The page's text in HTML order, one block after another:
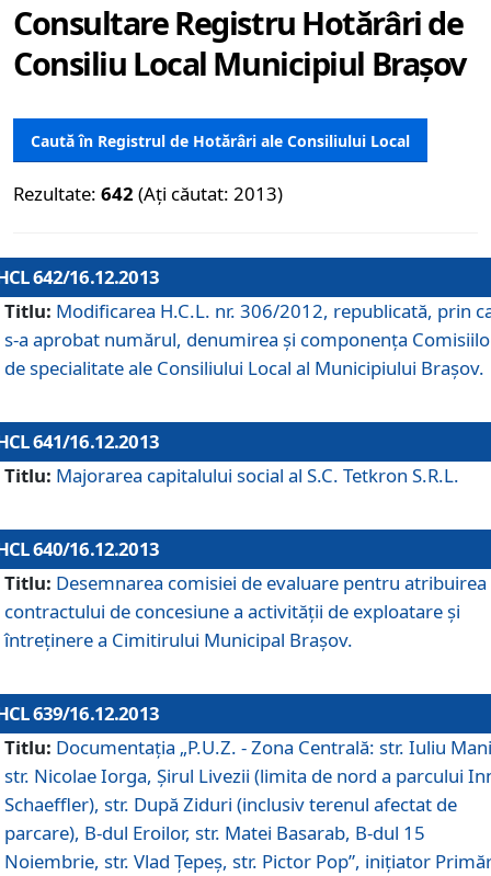
Consultare Registru Hotărâri de
Consiliu Local Municipiul Brașov
Caută în Registrul de Hotărâri ale Consiliului Local
Rezultate: 642 (Ați căutat: 2013)
642/16.12.2013
Titlu: Modificarea H.C.L. nr. 306/2012, republicată, prin
s-a aprobat numărul, denumirea şi componenţa
de specialitate ale Consiliului Local al Municipiului Braşov.
641/16.12.2013
Titlu: Majorarea capitalului social al S.C. Tetkron S.R.L.
640/16.12.2013
Titlu: Desemnarea comisiei de evaluare pentru atribuirea
contractului de concesiune a activităţii de exploatare şi
întreţinere a Cimitirului Municipal Braşov.
639/16.12.2013
Titlu: Documentaţia „P.U.Z. - Zona Centrală: str. Iuliu
str. Nicolae Iorga, Şirul Livezii (limita de nord a parcului
Schaeffler), str. După Ziduri (inclusiv terenul afectat de
parcare), B-dul Eroilor, str. Matei Basarab, B-dul 15
Noiembrie, str. Vlad Ţepeş, str. Pictor Pop”, iniţiator